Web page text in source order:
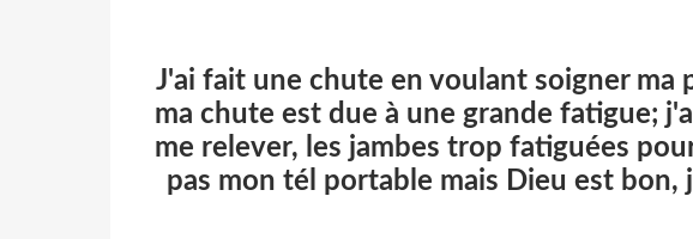
J'ai fait une chute en voulant soigner ma
ma chute est due à une grande fatigue;
me relever, les jambes trop fatiguées
pas mon tél portable mais Dieu est bon,